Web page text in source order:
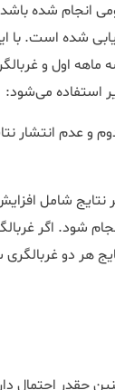
انجام شده
شده است. با
اول و
استفاده می‌شود:
و عدم انتشار
شامل
شود. اگر
هر دو
چقدر احتمال